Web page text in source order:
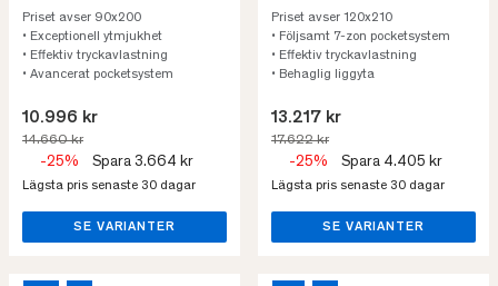
Priset avser 90x200
• Exceptionell ytmjukhet
• Effektiv tryckavlastning
• Avancerat pocketsystem
10.996 kr
14.660 kr
-25% Spara 3.664 kr
Lägsta pris senaste 30 dagar
SE VARIANTER
Priset avser 120x210
• Följsamt 7-zon pocketsystem
• Effektiv tryckavlastning
• Behaglig liggyta
13.217 kr
17.622 kr
-25% Spara 4.405 kr
Lägsta pris senaste 30 dagar
SE VARIANTER